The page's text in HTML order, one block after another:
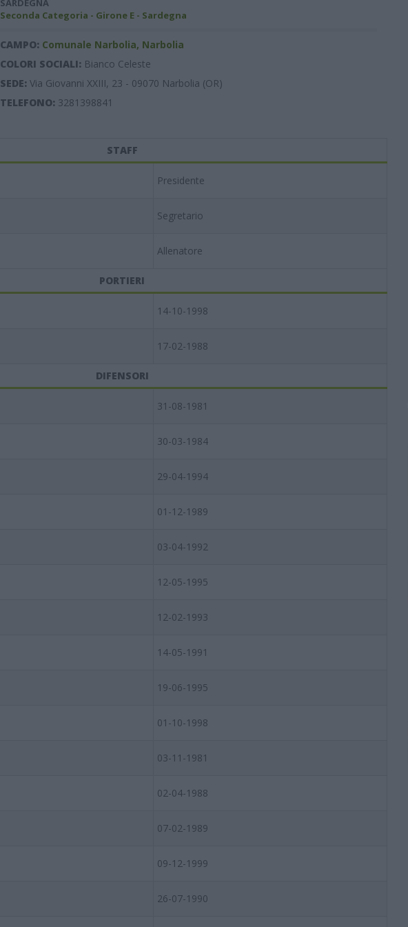
SARDEGNA
Seconda Categoria - Girone E - Sardegna
CAMPO: Comunale Narbolia, Narbolia
COLORI SOCIALI: Bianco Celeste
SEDE: Via Giovanni XXIII, 23 - 09070 Narbolia (OR)
TELEFONO: 3281398841
STAFF
Presidente
Segretario
Allenatore
PORTIERI
14-10-1998
17-02-1988
DIFENSORI
31-08-1981
30-03-1984
29-04-1994
01-12-1989
03-04-1992
12-05-1995
12-02-1993
14-05-1991
19-06-1995
01-10-1998
03-11-1981
02-04-1988
07-02-1989
09-12-1999
26-07-1990